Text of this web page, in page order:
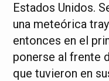
Estados Unidos.
una meteórica
entonces en el
ponerse al frente
que tuvieron en